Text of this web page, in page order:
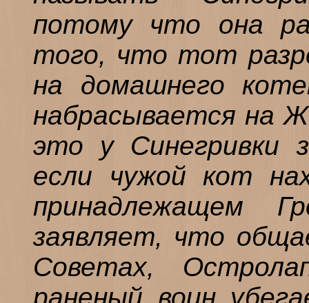
потому что она
того, что тот
на домашнего
набрасывается на
это у Синегривки
если чужой кот
принадлежащем
заявляет, что
Советах,